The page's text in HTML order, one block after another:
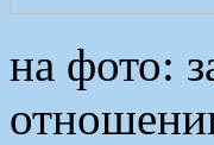
на фото: